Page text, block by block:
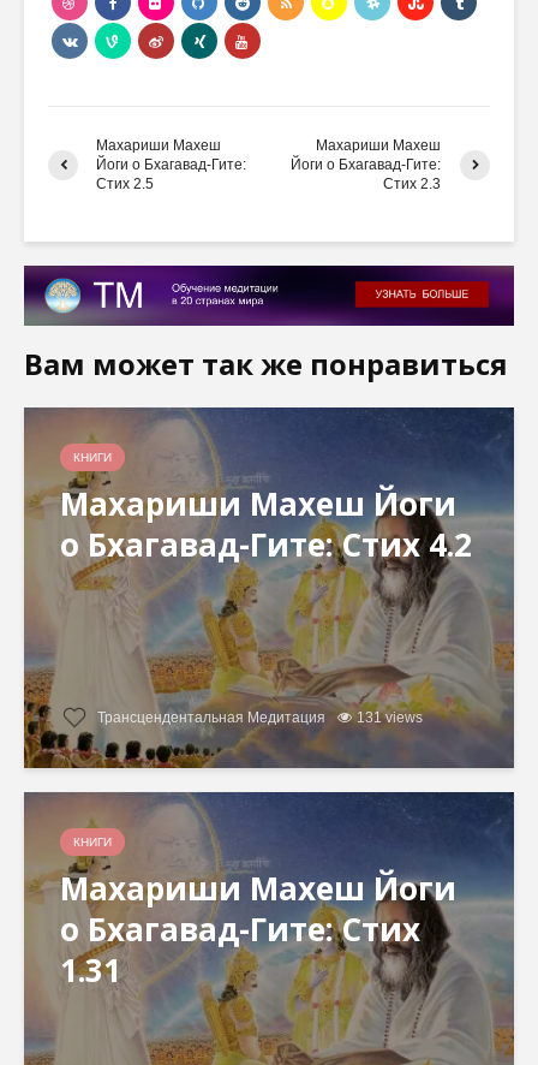
Махариши Махеш
Йоги о Бхагавад-Гите:
Стих 2.5
Махариши Махеш
Йоги о Бхагавад-Гите:
Стих 2.3
Вам может так же понравиться
КНИГИ
Махариши Махеш Йоги
о Бхагавад-Гите: Стих 4.2
Трансцендентальная Медитация 131 views
КНИГИ
Махариши Махеш Йоги
о Бхагавад-Гите: Стих
1.31